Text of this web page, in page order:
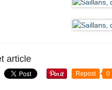
article
Repost 0